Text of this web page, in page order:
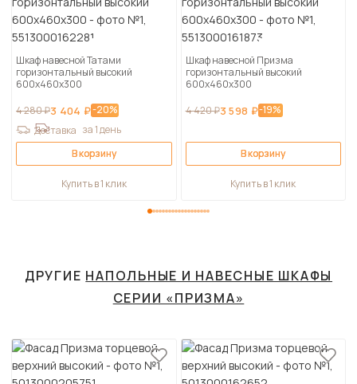
Шкаф навесной Татами
горизонтальный высокий
600х460х300
4 280 ₽3 404 ₽-20%
Доставка за 1 день
В корзину
Купить в 1 клик
Шкаф навесной Призма
горизонтальный высокий
600х460х300
4 420 ₽3 598 ₽-19%
В корзину
Купить в 1 клик
ДРУГИЕ НАПОЛЬНЫЕ И НАВЕСНЫЕ ШКАФЫ
СЕРИИ «ПРИЗМА»